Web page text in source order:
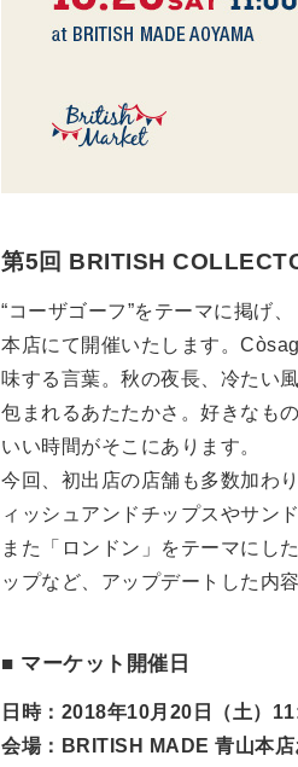
第5回 BRITISH
“コーザゴーフ”をテーマに掲げ
本店にて開催いたします。
味する言葉。秋の夜長、冷たい
包まれるあたたかさ。好きなも
いい時間がそこにあります。
今回、初出店の店舗も多数加わ
ィッシュアンドチップスやサン
また「ロンドン」をテーマにし
ップなど、アップデートした内
■ マーケット開催日
日時：2018年10月20日（土）
会場：BRITISH MADE 青山本